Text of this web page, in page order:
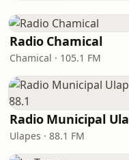
Radio Chamical
Chamical · 105.1 FM
Ulapes · 88.1 FM